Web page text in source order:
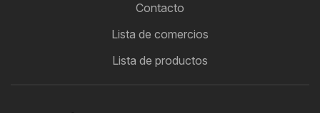
Contacto
Lista de comercios
Lista de productos